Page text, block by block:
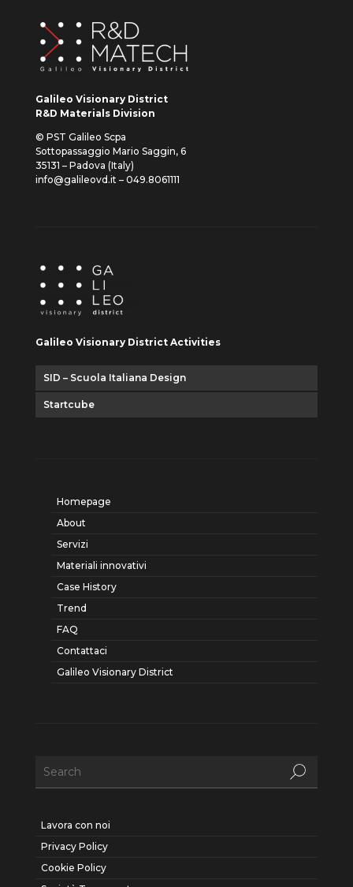
Galileo Visionary District
R&D Materials Division
© PST Galileo Scpa
Sottopassaggio Mario Saggin, 6
35131 – Padova (Italy)
info@galileovd.it – 049.8061111
Galileo Visionary District Activities
SID – Scuola Italiana Design
Startcube
Homepage
About
Servizi
Materiali innovativi
Case History
Trend
FAQ
Contattaci
Galileo Visionary District
Lavora con noi
Privacy Policy
Cookie Policy